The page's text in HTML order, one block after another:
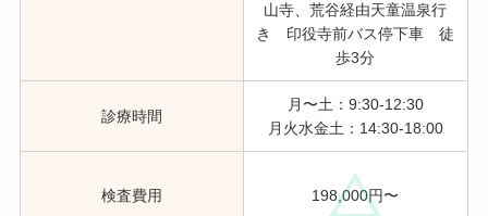
山寺、荒谷経由天童温泉行
き 印役寺前バス停下車 徒
歩3分
診療時間
月〜土：9:30-12:30
月火水金土：14:30-18:00
検査費用 198,000円〜